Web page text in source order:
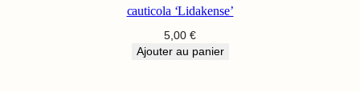
cauticola ‘Lidakense’
5,00 €
Ajouter au panier